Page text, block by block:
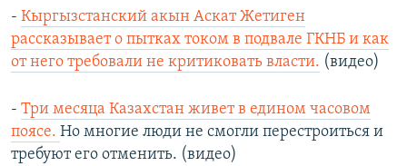
- Кыргызстанский акын Аскат Жетиген
рассказывает о пытках током в подвале ГКНБ и как
от него требовали не критиковать власти. (видео)
- Три месяца Казахстан живет в едином часовом
поясе. Но многие люди не смогли перестроиться и
требуют его отменить. (видео)